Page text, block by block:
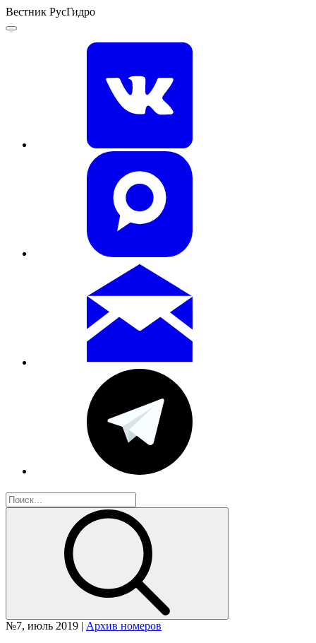
Вестник РусГидро
№7, июль 2019 | Архив номеров